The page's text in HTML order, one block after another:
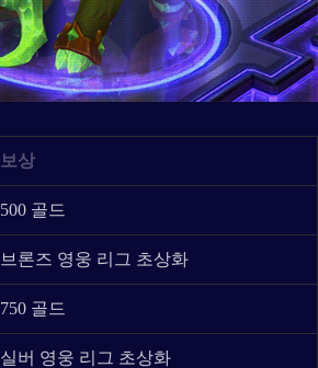
보상
500 골드
브론즈 영웅 리그 초상화
750 골드
실버 영웅 리그 초상화